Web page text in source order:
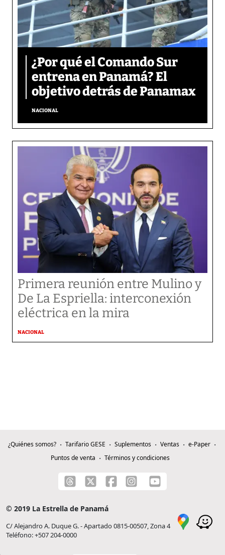
¿Por qué el Comando Sur
entrena en Panamá? El
objetivo detrás de Panamax
NACIONAL
Primera reunión entre Mulino y
De La Espriella: interconexión
eléctrica en la mira
NACIONAL
¿Quiénes somos? Tarifario GESE Suplementos Ventas
e-Paper
Puntos de venta
Términos y condiciones
© 2019 La Estrella de Panamá
C/ Alejandro A. Duque G. - Apartado 0815-00507, Zona 4
Teléfono: +507 204-0000